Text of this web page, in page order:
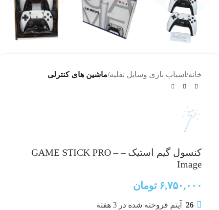
خانه اسباب بازی وسایل نقلیه ماشین های کنترلی
کنسول گيم استيک – GAME STICK PRO –
Image
۶,۷۵۰,۰۰۰ تومان
26 آیتم فروخته شده در 3 هفته